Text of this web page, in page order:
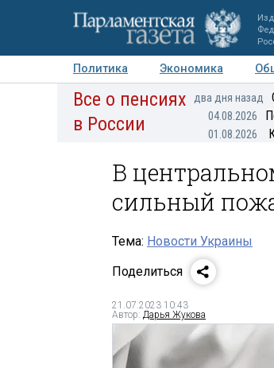
Политика Экономика
Авторы Персоны Мнения
Все о пенсиях
в России
два дня назад
04.08.2026
01.08.2026
В
сильный
Тема: Новости Украины
Поделиться
21.07.2023 10:43
Автор: Дарья Жукова